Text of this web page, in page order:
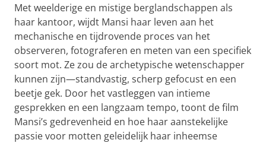
Met weelderige en mistige berglandschappen als
haar kantoor, wijdt Mansi haar leven aan het
mechanische en tijdrovende proces van het
observeren, fotograferen en meten van een specifiek
soort mot. Ze zou de archetypische wetenschapper
kunnen zijn—standvastig, scherp gefocust en een
beetje gek. Door het vastleggen van intieme
gesprekken en een langzaam tempo, toont de film
Mansi’s gedrevenheid en hoe haar aanstekelijke
passie voor motten geleidelijk haar inheemse